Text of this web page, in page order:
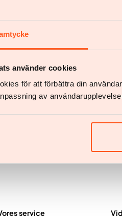
använder cookies
för att förbättra din
av
service